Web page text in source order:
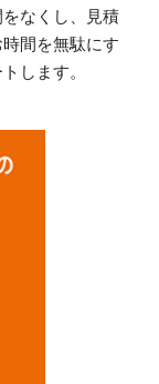
なくし、見積
間を無駄にす
します。